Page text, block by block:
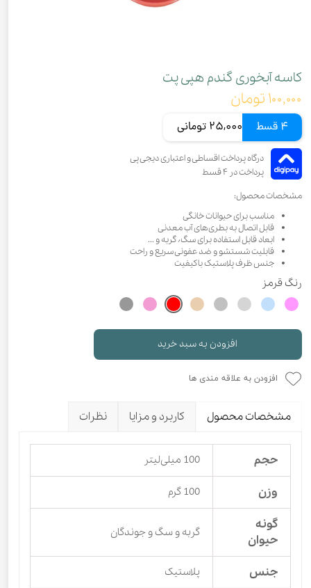
کاسه آبخوری گندم هپی پت
۱۰۰,۰۰۰ تومان
4 قسط 25,000 تومانی
مشخصات محصول:
مناسب برای حیوانات خانگی
قابل اتصال به بطری‌های آب معدنی
ابعاد قابل استفاده برای سگ٬ گربه و ...
قابلیت شستشو و ضد عفونی سریع و راحت
جنس ظرف پلاستیک باکیفیت
رنگ قرمز
افزودن به سبد خرید
افزودن به علاقه مندی ها
مشخصات محصول کاربرد و مزایا نظرات
حجم 100 میلی‌لیتر
وزن 100 گرم
گونه
حیوان
گربه و سگ و جوندگان
جنس پلاستیک